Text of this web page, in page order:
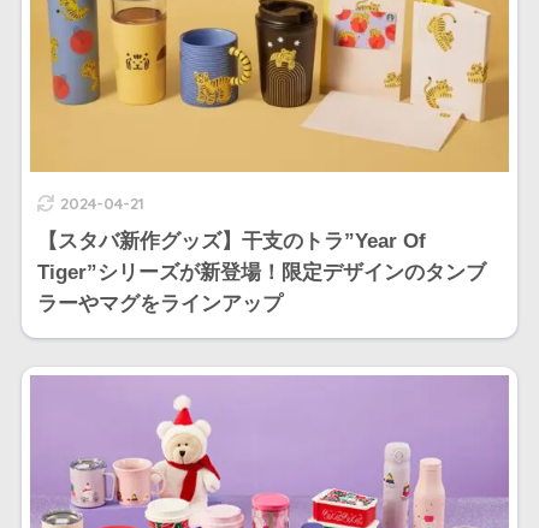
2024-04-21
【スタバ新作グッズ】干支のトラ”Year Of
Tiger”シリーズが新登場！限定デザインのタンブ
ラーやマグをラインアップ